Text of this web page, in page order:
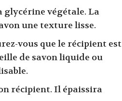
glycérine végétale. La
une texture lisse.
vous que le récipient est
de savon liquide ou
récipient. Il épaissira